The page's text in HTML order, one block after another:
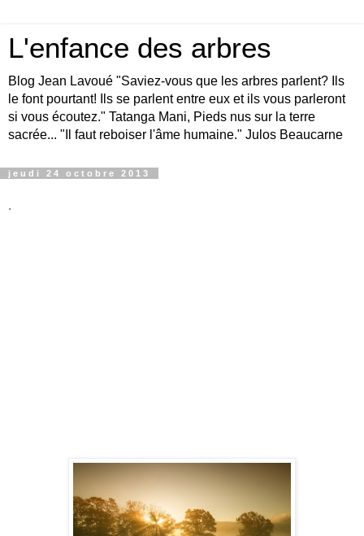
L'enfance des arbres
Blog Jean Lavoué "Saviez-vous que les arbres parlent? Ils
le font pourtant! Ils se parlent entre eux et ils vous parleront
si vous écoutez." Tatanga Mani, Pieds nus sur la terre
sacrée... "Il faut reboiser l'âme humaine." Julos Beaucarne
jeudi 24 octobre 2013
.